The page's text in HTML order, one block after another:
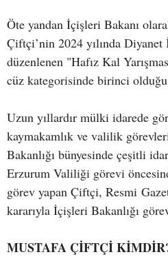
Öte yandan İçişleri Bakanı
Çiftçi’nin 2024 yılında Diyanet
düzenlenen "Hafız Kal
cüz kategorisinde birinci
Uzun yıllardır mülki idarede
kaymakamlık ve valilik
Bakanlığı bünyesinde çeşitli
Erzurum Valiliği görevi
görev yapan Çiftçi, Resmi
kararıyla İçişleri Bakanlığı
MUSTAFA ÇİFTÇİ